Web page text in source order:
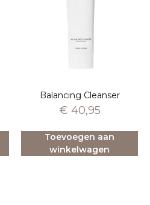
Balancing Cleanser
€ 40,95
Toevoegen aan
winkelwagen